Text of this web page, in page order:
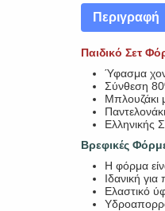
Περιγραφή
Παιδικό Σετ
Ύφασμα
Σύνθεση
Μπλουζάκι
Ελληνικής
Βρεφικές
Η φόρμα
Ιδανική
Ελαστικό